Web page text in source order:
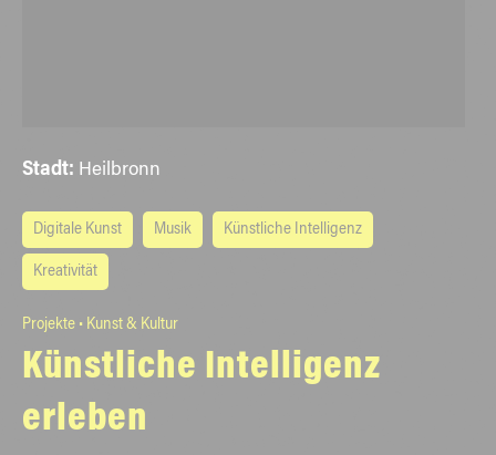
Stadt: Heilbronn
Digitale Kunst Musik Künstliche Intelligenz
Kreativität
Projekte • Kunst & Kultur
Künstliche Intelligenz
erleben